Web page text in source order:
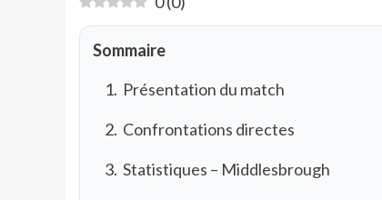
Sommaire
Présentation du match
Confrontations directes
Statistiques – Middlesbrough